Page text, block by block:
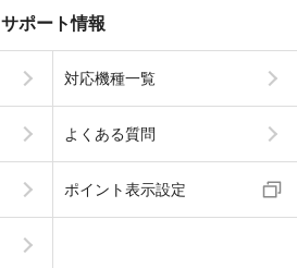
サポート情報
対応機種一覧
よくある質問
ポイント表示設定